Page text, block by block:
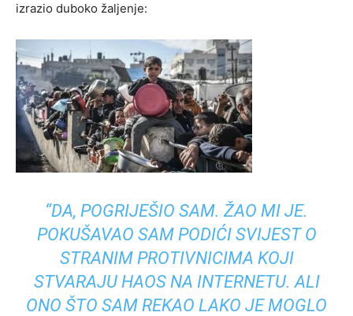
izrazio duboko žaljenje:
“DA, POGRIJEŠIO SAM. ŽAO MI JE.
POKUŠAVAO SAM PODIĆI SVIJEST O
STRANIM PROTIVNICIMA KOJI
STVARAJU HAOS NA INTERNETU. ALI
ONO ŠTO SAM REKAO LAKO JE MOGLO